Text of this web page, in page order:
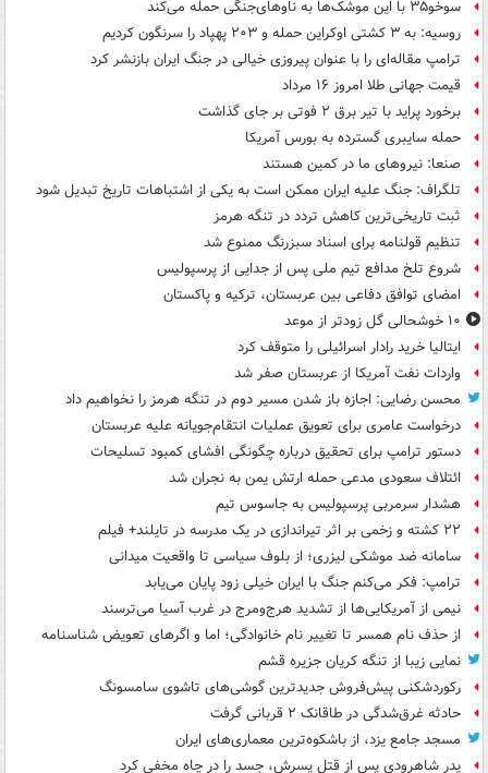
سوخو۳۵ با این موشک‌ها به ناوهای‌جنگی حمله می‌کند
روسیه: به ۳ کشتی اوکراین حمله و ۲۰۳ پهپاد را سرنگون کردیم
ترامپ مقاله‌ای را با عنوان پیروزی خیالی در جنگ ایران بازنشر کرد
قیمت جهانی طلا امروز ۱۶ مرداد
برخورد پراید با تیر برق ۲ فوتی بر جای گذاشت
حمله سایبری گسترده به بورس آمریکا
صنعا: نیروهای ما در کمین‌ هستند
تلگراف: جنگ علیه ایران ممکن است به یکی از اشتباهات تاریخ تبدیل شود
ثبت تاریخی‌ترین کاهش تردد در تنگه هرمز
تنظیم قولنامه برای اسناد سبزرنگ ممنوع شد
شروع تلخ مدافع تیم ملی پس از جدایی از پرسپولیس
امضای توافق دفاعی بین عربستان، ترکیه و پاکستان
۱۰ خوشحالی گل زودتر از موعد
ایتالیا خرید رادار اسرائیلی را متوقف کرد
واردات نفت آمریکا از عربستان صفر شد
محسن رضایی: اجازه باز شدن مسیر دوم در تنگه هرمز را نخواهیم داد
درخواست عامری برای تعویق عملیات انتقام‌جویانه علیه عربستان
دستور ترامپ برای تحقیق درباره چگونگی افشای کمبود تسلیحات
ائتلاف سعودی مدعی حمله ارتش یمن به نجران شد
هشدار سرمربی پرسپولیس به جاسوس تیم
۲۲ کشته و زخمی بر اثر تیراندازی در یک مدرسه در تایلند+ فیلم
سامانه ضد موشکی لیزری؛ از بلوف سیاسی تا واقعیت میدانی
ترامپ: فکر می‌کنم جنگ با ایران خیلی زود پایان می‌یابد
نیمی از آمریکایی‌ها از تشدید هرج‌ومرج در غرب آسیا می‌ترسند
از حذف نام همسر تا تغییر نام خانوادگی؛ اما و اگرهای تعویض شناسنامه
نمایی زیبا از تنگه کریان جزیره قشم
رکوردشکنی پیش‌فروش جدیدترین گوشی‌های تاشوی سامسونگ
حادثه غرق‌شدگی در طاقانک ۲ قربانی گرفت
مسجد جامع یزد، از باشکوه‌ترین معماری‌های ایران
پدر شاهرودی پس از قتل پسرش، جسد را در چاه مخفی کرد